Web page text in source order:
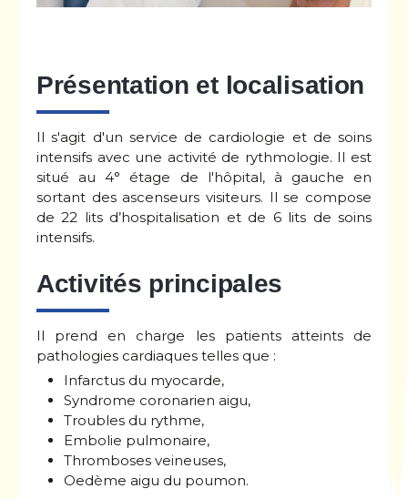
Présentation et localisation
Il s'agit d'un service de cardiologie et de soins
intensifs avec une activité de rythmologie. Il est
situé au 4° étage de l'hôpital, à gauche en
sortant des ascenseurs visiteurs. Il se compose
de 22 lits d’hospitalisation et de 6 lits de soins
intensifs.
Activités principales
Il prend en charge les patients atteints de
pathologies cardiaques telles que :
Infarctus du myocarde,
Syndrome coronarien aigu,
Troubles du rythme,
Embolie pulmonaire,
Thromboses veineuses,
Oedème aigu du poumon.